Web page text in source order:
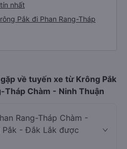
nhất
Pắk đi Phan Rang-Tháp
về tuyến xe từ Krông Pắk
Tháp Chàm - Ninh Thuận
Rang-Tháp Chàm -
Pắk - Đắk Lắk được